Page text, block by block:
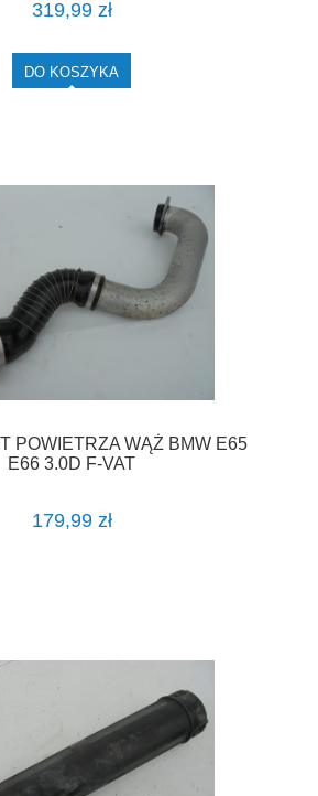
319,99 zł
DO KOSZYKA
POWIETRZA WĄŻ BMW E65
E66 3.0D F-VAT
179,99 zł